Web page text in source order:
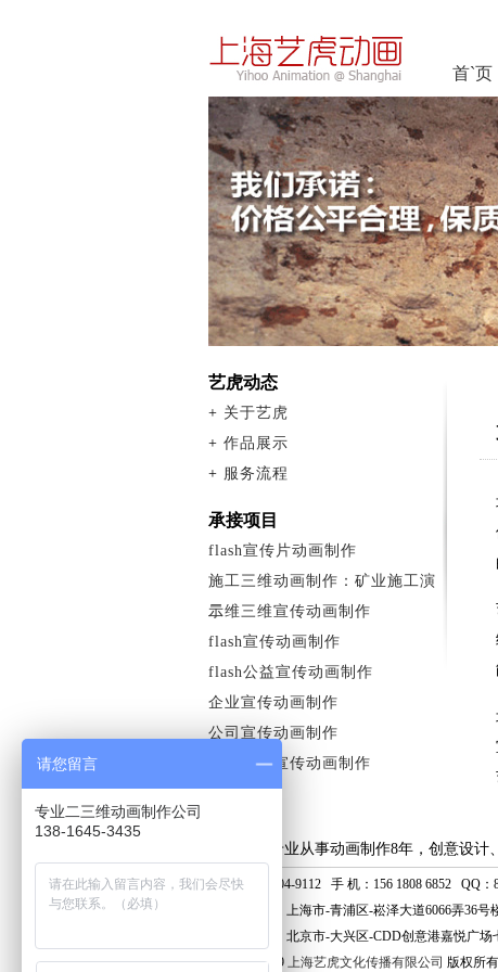
首`页
艺虎动态
+ 关于艺虎
+ 作品展示
+ 服务流程
承接项目
flash宣传片动画制作
施工三维动画制作：矿业施工演
示
二维三维宣传动画制作
flash宣传动画制作
flash公益宣传动画制作
企业宣传动画制作
公司宣传动画制作
水电法制宣传动画制作
上海艺虎专业从事动画制作8年，创意设
电话：400-804-9112 手 机：156 1808 6852 QQ：
上海分公司：上海市-青浦区-崧泽大道6066弄36号
北京分公司：北京市-大兴区-CDD创意港嘉悦广场
© 2006 - 2019 上海艺虎文化传播有限公司 版权所有
请您留言
专业二三维动画制作公司
138-1645-3435